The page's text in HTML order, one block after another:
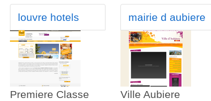
louvre hotels
Premiere Classe
mairie d aubiere
Ville Aubiere